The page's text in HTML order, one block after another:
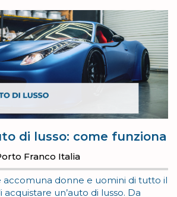
di lusso: come funziona
Franco Italia
accomuna donne e uomini di tutto il
un’auto di lusso. Da